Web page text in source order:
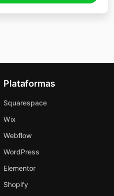
Plataformas
Squarespace
Wix
Webflow
WordPress
Elementor
Shopify